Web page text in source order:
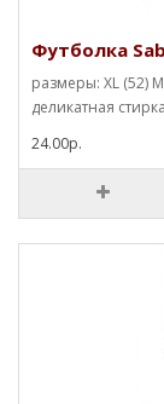
Футболка
размеры: XL (52)
деликатная
24.00р.